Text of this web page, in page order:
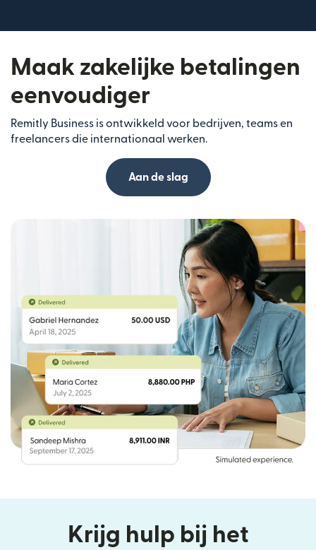
Maak zakelijke betalingen
eenvoudiger
Remitly Business is ontwikkeld voor bedrijven, teams en
freelancers die internationaal werken.
Aan de slag
Krijg hulp bij het